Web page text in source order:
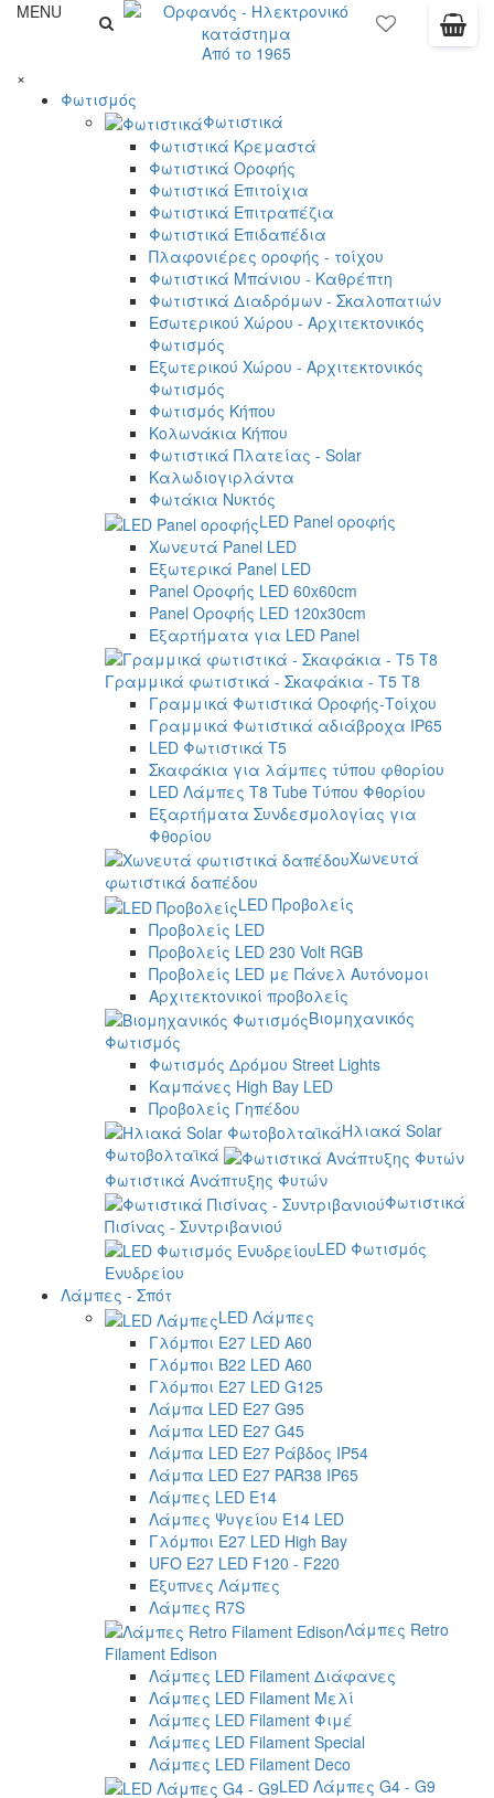
MENU
Από το 1965
×
Φωτισμός
Φωτιστικά
Φωτιστικά Κρεμαστά
Φωτιστικά Οροφής
Φωτιστικά Επιτοίχια
Φωτιστικά Επιτραπέζια
Φωτιστικά Επιδαπέδια
Πλαφονιέρες οροφής - τοίχου
Φωτιστικά Μπάνιου - Καθρέπτη
Φωτιστικά Διαδρόμων - Σκαλοπατιών
Εσωτερικού Χώρου - Αρχιτεκτονικός
Φωτισμός
Εξωτερικού Χώρου - Αρχιτεκτονικός
Φωτισμός
Φωτισμός Κήπου
Κολωνάκια Κήπου
Φωτιστικά Πλατείας - Solar
Καλωδιογιρλάντα
Φωτάκια Νυκτός
LED Panel οροφής
Χωνευτά Panel LED
Εξωτερικά Panel LED
Panel Οροφής LED 60x60cm
Panel Οροφής LED 120x30cm
Εξαρτήματα για LED Panel
Γραμμικά φωτιστικά - Σκαφάκια - Τ5 T8
Γραμμικά Φωτιστικά Οροφής-Τοίχου
Γραμμικά Φωτιστικά αδιάβροχα IP65
LED Φωτιστικά T5
Σκαφάκια για λάμπες τύπου φθορίου
LED Λάμπες T8 Tube Τύπου Φθορίου
Εξαρτήματα Συνδεσμολογίας για
Φθορίου
Χωνευτά
φωτιστικά δαπέδου
LED Προβολείς
Προβολείς LED
Προβολείς LED 230 Volt RGB
Προβολείς LED με Πάνελ Αυτόνομοι
Αρχιτεκτονικοί προβολείς
Βιομηχανικός
Φωτισμός
Φωτισμός Δρόμου Street Lights
Καμπάνες High Bay LED
Προβολείς Γηπέδου
Ηλιακά Solar
Φωτοβολταϊκά
Φωτιστικά Ανάπτυξης Φυτών
Φωτιστικά
Πισίνας - Συντριβανιού
LED Φωτισμός
Ενυδρείου
Λάμπες - Σπότ
LED Λάμπες
Γλόμποι E27 LED A60
Γλόμποι B22 LED A60
Γλόμποι E27 LED G125
Λάμπα LED E27 G95
Λάμπα LED E27 G45
Λάμπα LED E27 Ράβδος IP54
Λάμπα LED E27 PAR38 IP65
Λάμπες LED E14
Λάμπες Ψυγείου E14 LED
Γλόμποι E27 LED High Bay
UFO E27 LED F120 - F220
Έξυπνες Λάμπες
Λάμπες R7S
Λάμπες Retro
Filament Edison
Λάμπες LED Filament Διάφανες
Λάμπες LED Filament Μελί
Λάμπες LED Filament Φιμέ
Λάμπες LED Filament Special
Λάμπες LED Filament Deco
LED Λάμπες G4 - G9